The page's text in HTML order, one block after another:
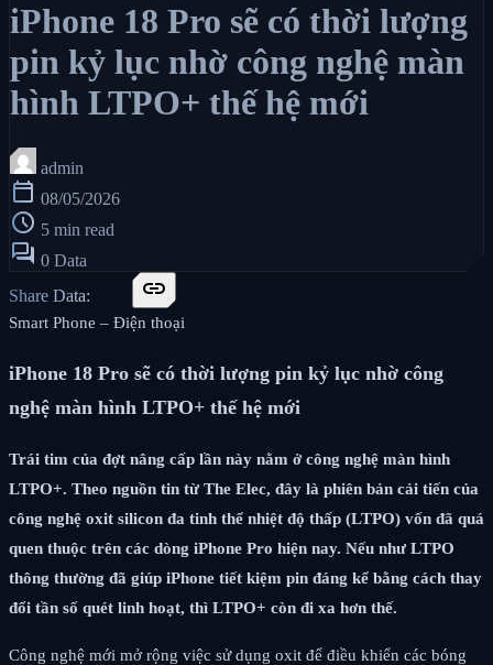
iPhone 18 Pro sẽ có thời lượng
pin kỷ lục nhờ công nghệ màn
hình LTPO+ thế hệ mới
admin
calendar_today 08/05/2026
schedule 5 min read
forum 0 Data
Share Data:
link
Smart Phone – Điện thoại
iPhone 18 Pro sẽ có thời lượng pin kỷ lục nhờ công
nghệ màn hình LTPO+ thế hệ mới
Trái tim của đợt nâng cấp lần này nằm ở công nghệ màn hình
LTPO+. Theo nguồn tin từ The Elec, đây là phiên bản cải tiến của
công nghệ oxit silicon đa tinh thể nhiệt độ thấp (LTPO) vốn đã quá
quen thuộc trên các dòng iPhone Pro hiện nay. Nếu như LTPO
thông thường đã giúp iPhone tiết kiệm pin đáng kể bằng cách thay
đổi tần số quét linh hoạt, thì LTPO+ còn đi xa hơn thế.
Công nghệ mới mở rộng việc sử dụng oxit để điều khiển các bóng